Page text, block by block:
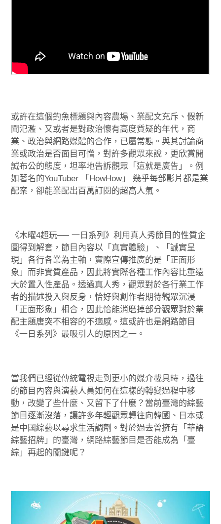
或許在這個釣魚標題與內容農場、業配文充斥、假新
聞氾濫、又或者是對政治懷有高度質疑的年代，商
業、政治與網路媒體的合作，已屬常態。與其討論商
業或政治是否面目可憎，對許多觀眾來說，更欣賞開
誠布公的態度，坦率地告訴觀眾「這就是廣告」。例
如著名的YouTuber 「HowHow」 幾乎每部影片都是業
配案，卻能業配出百萬訂閱的超高人氣。
《木曜4超玩── 一日系列》利用真人秀節目的性質企
圖得到解套，節目內容以「真實體驗」、「誠實呈
現」各行各業為主軸，實際宣傳推廣的是「正面形
象」而非實質產品，因此將實際各種工作內容比重遠
大於置入性產品。透過真人秀，觀眾對於各行業工作
者的描述投入與反身，恰好與創作者期待觀眾沉浸
「正面形象」相合，因此恰能消磨掉部分觀眾對於業
配主題唐突不相容的不適感。這或許也是網路節目
《一日系列》最吸引人的原因之一。
當我們已經從傳統電視走到更小的媒介載具時，過往
的節目內容與演藝人員如何在這樣的轉變過程中移
動，改變了些什麼、又留下了什麼？當前臺灣的綜藝
節目逐漸沒落，讓許多年輕觀眾轉往向韓國、日本或
是中國綜藝以尋求生活調劑。對於過去曾擁有「華語
綜藝招牌」的臺灣，網路綜藝節目是否能成為「臺
綜」再起的關鍵呢？